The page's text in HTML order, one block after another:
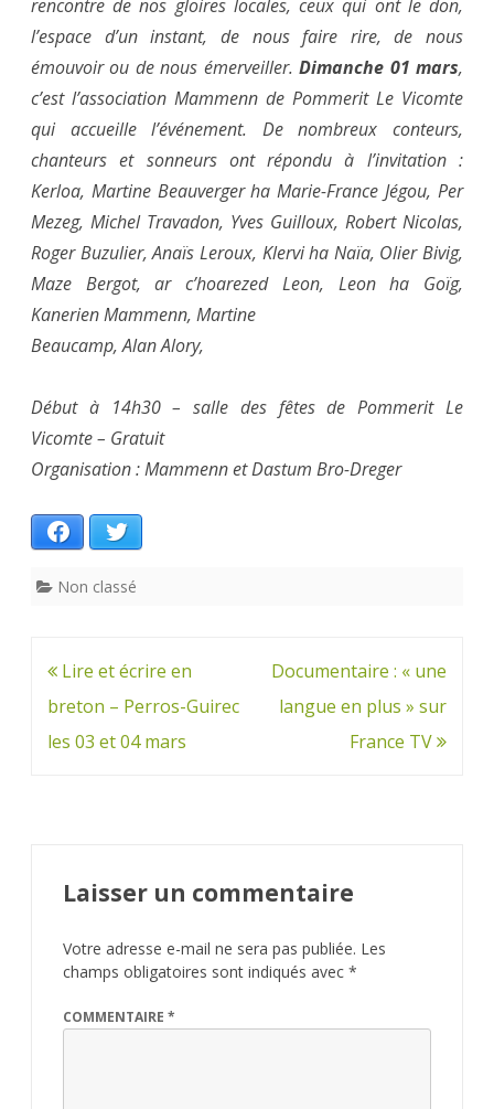
rencontre de nos gloires locales, ceux qui ont le don,
l’espace d’un instant, de nous faire rire, de nous
émouvoir ou de nous émerveiller.Dimanche 01 mars,
c’est l’association Mammenn de Pommerit Le Vicomte
qui accueille l’événement. De nombreux conteurs,
chanteurs et sonneurs ont répondu à l’invitation :
Kerloa, Martine Beauverger ha Marie-France Jégou, Per
Mezeg, Michel Travadon, Yves Guilloux, Robert Nicolas,
Roger Buzulier, Anaïs Leroux, Klervi ha Naïa, Olier Bivig,
Maze Bergot, ar c’hoarezed Leon, Leon ha Goïg,
Kanerien Mammenn, Martine
Beaucamp, Alan Alory,
Début à 14h30 – salle des fêtes de Pommerit Le
Vicomte – Gratuit
Organisation : Mammenn et Dastum Bro-Dreger
Facebook
Non classé
Navigation
de
l’article
Lire et écrire en
breton – Perros-Guirec
les 03 et 04 mars
Documentaire : « une
langue en plus » sur
France TV
Laisser un commentaire
Votre adresse e-mail ne sera pas publiée. Les
champs obligatoires sont indiqués avec *
COMMENTAIRE *